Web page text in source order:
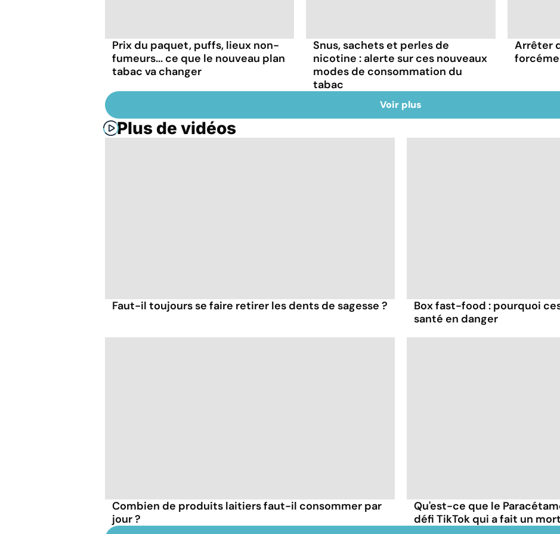
Prix du paquet, puffs, lieux non-
fumeurs... ce que le nouveau plan
tabac va changer
Snus, sachets et perles de
nicotine : alerte sur ces nouveaux
modes de consommation du
tabac
Arrêter
Voir plus
Plus de vidéos
Faut-il toujours se faire retirer les dents de sagesse ?
Box fast-food : pourquoi
santé en danger
Combien de produits laitiers faut-il consommer par
jour ?
Qu'est-ce que le
défi TikTok qui a fait un